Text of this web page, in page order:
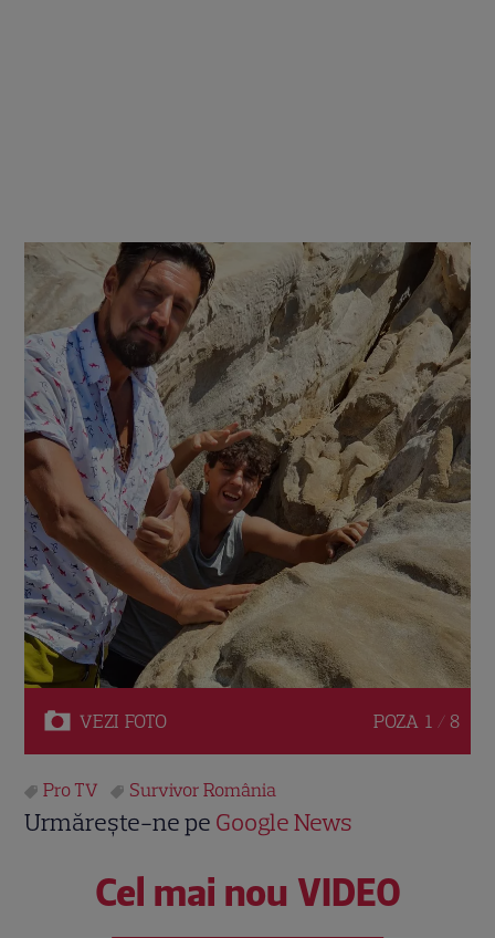
VEZI FOTO POZA 1 / 8
Pro TV Survivor România
Urmărește-ne pe Google News
Cel mai nou VIDEO